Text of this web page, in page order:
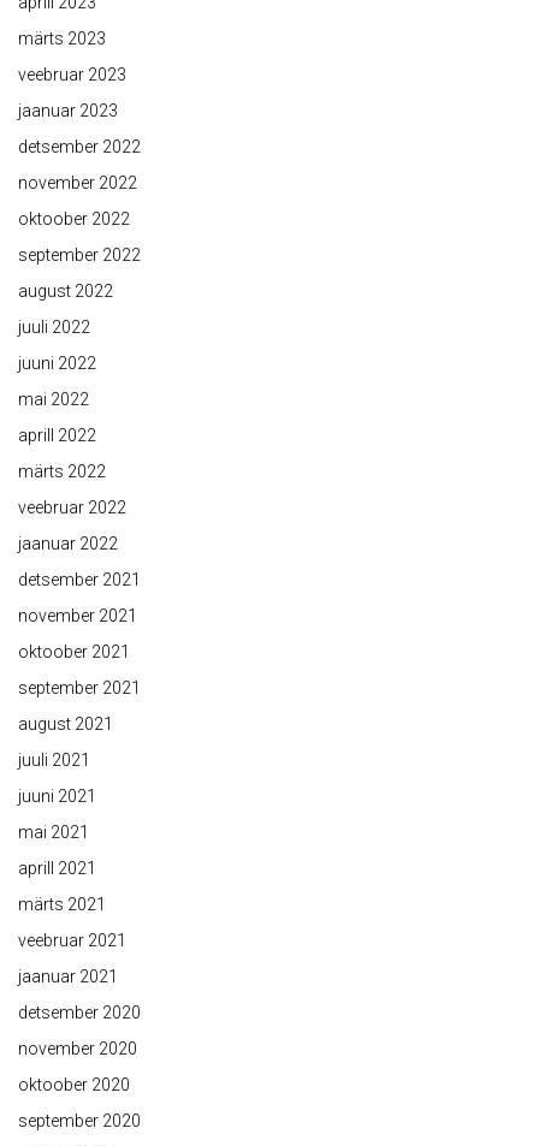
märts 2023
veebruar 2023
jaanuar 2023
detsember 2022
november 2022
oktoober 2022
september 2022
august 2022
juuli 2022
juuni 2022
mai 2022
aprill 2022
märts 2022
veebruar 2022
jaanuar 2022
detsember 2021
november 2021
oktoober 2021
september 2021
august 2021
juuli 2021
juuni 2021
mai 2021
aprill 2021
märts 2021
veebruar 2021
jaanuar 2021
detsember 2020
november 2020
oktoober 2020
september 2020